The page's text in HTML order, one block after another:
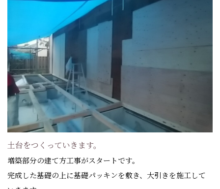
土台をつくっていきます。
増築部分の建て方工事がスタートです。
完成した基礎の上に基礎パッキンを敷き、大引きを施工して